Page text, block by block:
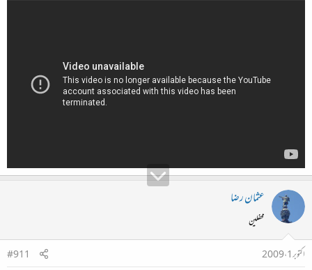
عثمان رضا
محفلین
اکتوبر 1، 2009
#911